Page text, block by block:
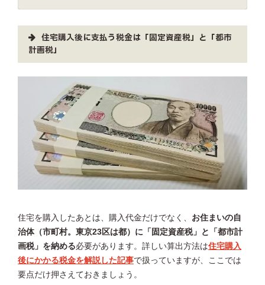
住宅購入後に支払う税金は「固定資産税」と「都市
計画税」
住宅を購入したあとは、購入代金だけでなく、 お住まいの自
治体（市町村。東京23区は都）に「固定資産税」と「都市計
画税」を納める必要があります。詳しい算出方法は住宅購入
後にかかる税金を解説した記事で扱っていますが、ここでは
要点だけ押さえておきましょう。